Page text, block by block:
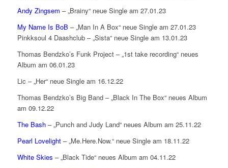
Andy Zingsem – „Brainy“ neue Single am 27.01.23
My Name Is BoB – „Man In A Box“ neue Single am 27.01.23
Pinkksoul 4 Daashclub – „Sista“ neue Single am 13.01.23
Thomas Bendzko’s Funk Project – „1st take recording“ neues
Album am 06.01.23
Lic – „Her“ neue Single am 16.12.22
Thomas Bendzko’s Big Band – „Black In The Box“ neues Album
am 09.12.22
The Bash– „Punch and Judy Land“ neues Album am 25.11.22
Pearl Lovelight– „Me.Here.Now.“ neue Single am 18.11.22
White Skies – „Black Tide“ neues Album am 04.11.22